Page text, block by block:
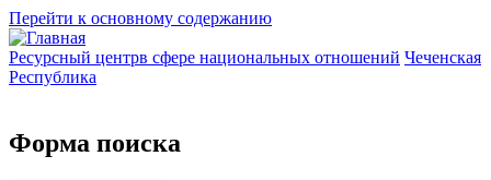
Перейти к основному содержанию
Ресурсный центрв сфере национальных отношений Чеченская
Республика
Форма поиска